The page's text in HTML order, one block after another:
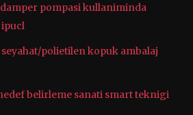
pompasi kullaniminda
polietilen kopuk ambalaj
belirleme sanati smart teknigi